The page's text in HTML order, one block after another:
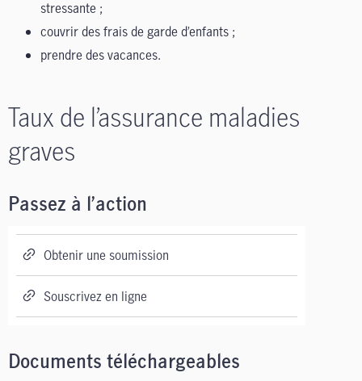
stressante ;
couvrir des frais de garde d’enfants ;
prendre des vacances.
Taux de l’assurance maladies
graves
Passez à l’action
Obtenir une soumission
Souscrivez en ligne
Documents téléchargeables